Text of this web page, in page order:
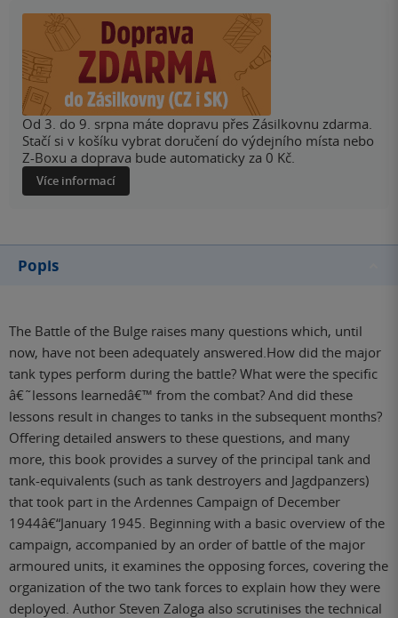
Od 3. do 9. srpna máte dopravu přes Zásilkovnu zdarma.
Stačí si v košíku vybrat doručení do výdejního místa nebo
Z-Boxu a doprava bude automaticky za 0 Kč.
Více informací
Popis
The Battle of the Bulge raises many questions which, until
now, have not been adequately answered.How did the major
tank types perform during the battle? What were the specific
â€˜lessons learnedâ€™ from the combat? And did these
lessons result in changes to tanks in the subsequent months?
Offering detailed answers to these questions, and many
more, this book provides a survey of the principal tank and
tank-equivalents (such as tank destroyers and Jagdpanzers)
that took part in the Ardennes Campaign of December
1944â€“January 1945. Beginning with a basic overview of the
campaign, accompanied by an order of battle of the major
armoured units, it examines the opposing forces, covering the
organization of the two tank forces to explain how they were
deployed. Author Steven Zaloga also scrutinises the technical